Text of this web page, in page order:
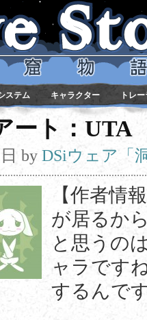
ステム キャラクター トレ
ート：
by DSiウェア「
【作者情
が居るか
と思うの
ャラです
するんで